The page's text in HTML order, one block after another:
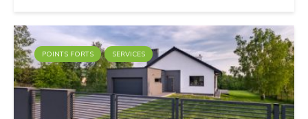
POINTS FORTS SERVICES